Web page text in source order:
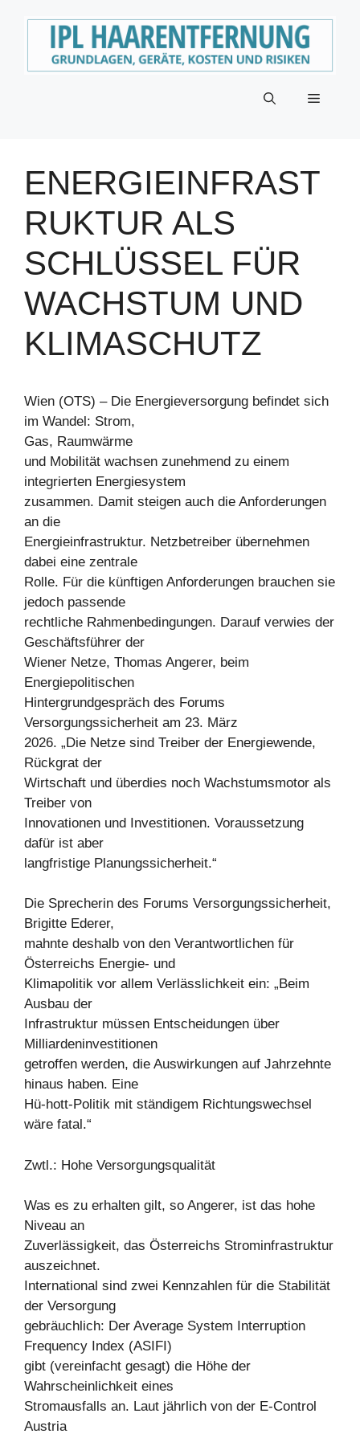
Menü
ENERGIEINFRAST
RUKTUR ALS
SCHLÜSSEL FÜR
WACHSTUM UND
KLIMASCHUTZ
Wien (OTS) – Die Energieversorgung befindet sich
im Wandel: Strom,
Gas, Raumwärme
und Mobilität wachsen zunehmend zu einem
integrierten Energiesystem
zusammen. Damit steigen auch die Anforderungen
an die
Energieinfrastruktur. Netzbetreiber übernehmen
dabei eine zentrale
Rolle. Für die künftigen Anforderungen brauchen sie
jedoch passende
rechtliche Rahmenbedingungen. Darauf verwies der
Geschäftsführer der
Wiener Netze, Thomas Angerer, beim
Energiepolitischen
Hintergrundgespräch des Forums
Versorgungssicherheit am 23. März
2026. „Die Netze sind Treiber der Energiewende,
Rückgrat der
Wirtschaft und überdies noch Wachstumsmotor als
Treiber von
Innovationen und Investitionen. Voraussetzung
dafür ist aber
langfristige Planungssicherheit.“
Die Sprecherin des Forums Versorgungssicherheit,
Brigitte Ederer,
mahnte deshalb von den Verantwortlichen für
Österreichs Energie- und
Klimapolitik vor allem Verlässlichkeit ein: „Beim
Ausbau der
Infrastruktur müssen Entscheidungen über
Milliardeninvestitionen
getroffen werden, die Auswirkungen auf Jahrzehnte
hinaus haben. Eine
Hü-hott-Politik mit ständigem Richtungswechsel
wäre fatal.“
Zwtl.: Hohe Versorgungsqualität
Was es zu erhalten gilt, so Angerer, ist das hohe
Niveau an
Zuverlässigkeit, das Österreichs Strominfrastruktur
auszeichnet.
International sind zwei Kennzahlen für die Stabilität
der Versorgung
gebräuchlich: Der Average System Interruption
Frequency Index (ASIFI)
gibt (vereinfacht gesagt) die Höhe der
Wahrscheinlichkeit eines
Stromausfalls an. Laut jährlich von der E-Control
Austria